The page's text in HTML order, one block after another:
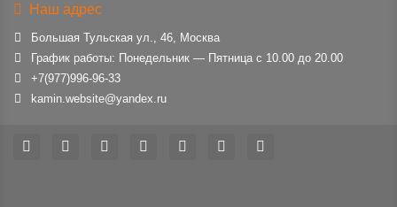
Наш адрес
Большая Тульская ул., 46, Москва
График работы: Понедельник — Пятница с 10.00 до 20.00
+7(977)996-96-33
kamin.website@yandex.ru